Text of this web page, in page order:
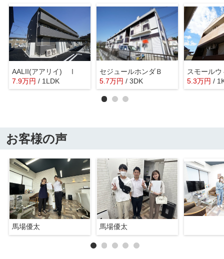
AALII(アアリイ) Ⅰ
7.9万円 / 1LDK
セジュールホンダＢ
5.7万円 / 3DK
スモールウ
5.3万円 /
お客様の声
馬場優太 馬場優太